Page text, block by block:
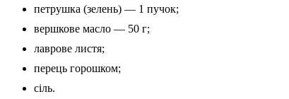
петрушка (зелень) — 1 пучок;
вершкове масло — 50 г;
лаврове листя;
перець горошком;
сіль.